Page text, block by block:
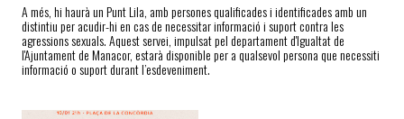
A més, hi haurà un Punt Lila, amb persones qualificades i identificades amb un
distintiu per acudir-hi en cas de necessitar informació i suport contra les
agressions sexuals. Aquest servei, impulsat pel departament d'Igualtat de
l'Ajuntament de Manacor, estarà disponible per a qualsevol persona que necessiti
informació o suport durant l’esdeveniment.